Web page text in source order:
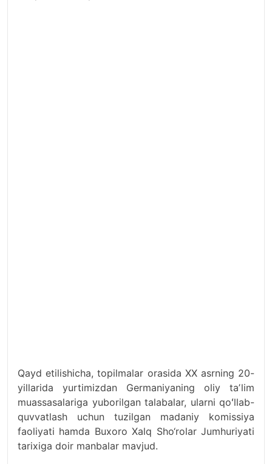
Qayd etilishicha, topilmalar orasida XX asrning 20-
yillarida yurtimizdan Germaniyaning oliy taʼlim
muassasalariga yuborilgan talabalar, ularni qoʻllab-
quvvatlash uchun tuzilgan madaniy komissiya
faoliyati hamda Buxoro Xalq Sho‘rolar Jumhuriyati
tarixiga doir manbalar mavjud.